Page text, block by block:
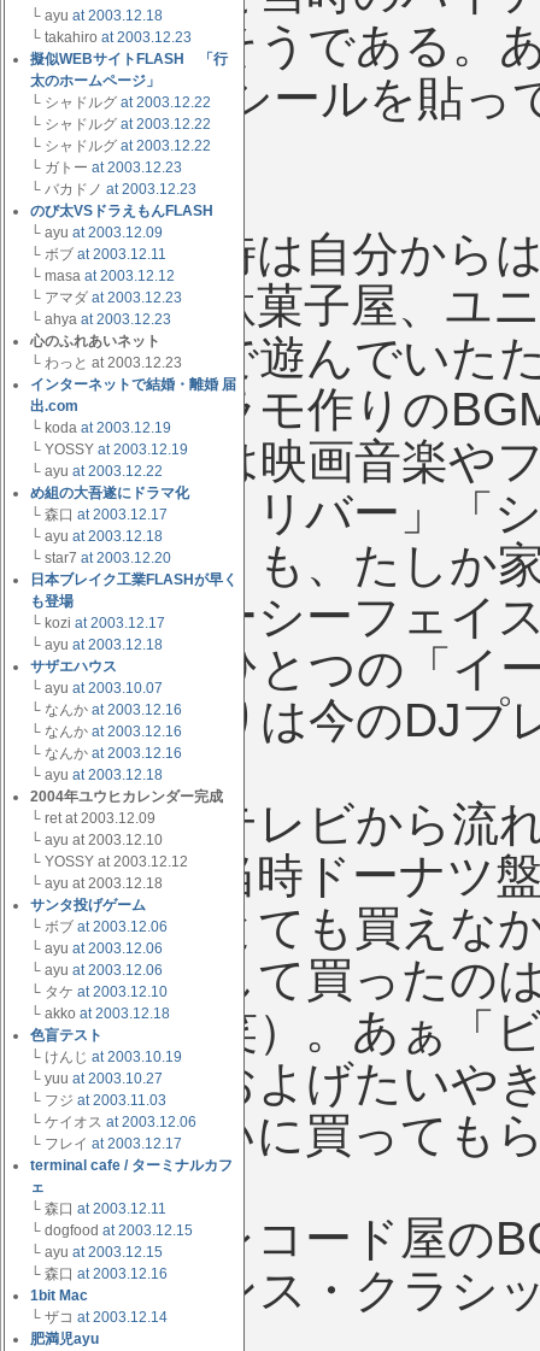
└ ayu at 2003.12.18
└ takahiro at 2003.12.23
擬似WEBサイトFLASH 「行
太のホームページ」
└ シャドルグ at 2003.12.22
└ シャドルグ at 2003.12.22
└ シャドルグ at 2003.12.22
└ ガトー at 2003.12.23
└ バカドノ at 2003.12.23
のび太VSドラえもんFLASH
└ ayu at 2003.12.09
└ ボブ at 2003.12.11
└ masa at 2003.12.12
└ アマダ at 2003.12.23
└ ahya at 2003.12.23
心のふれあいネット
└ わっと at 2003.12.23
インターネットで結婚・離婚 届
出.com
└ koda at 2003.12.19
└ YOSSY at 2003.12.19
└ ayu at 2003.12.22
め組の大吾遂にドラマ化
└ 森口 at 2003.12.17
└ ayu at 2003.12.18
└ star7 at 2003.12.20
日本ブレイク工業FLASHが早く
も登場
└ kozi at 2003.12.17
└ ayu at 2003.12.18
サザエハウス
└ ayu at 2003.10.07
└ なんか at 2003.12.16
└ なんか at 2003.12.16
└ なんか at 2003.12.16
└ ayu at 2003.12.18
2004年ユウヒカレンダー完成
└ ret at 2003.12.09
└ ayu at 2003.12.10
└ YOSSY at 2003.12.12
└ ayu at 2003.12.18
サンタ投げゲーム
└ ボブ at 2003.12.06
└ ayu at 2003.12.06
└ ayu at 2003.12.06
└ タケ at 2003.12.10
└ akko at 2003.12.18
色盲テスト
└ けんじ at 2003.10.19
└ yuu at 2003.10.27
└ フジ at 2003.11.03
└ ケイオス at 2003.12.06
└ フレイ at 2003.12.17
terminal cafe / ターミナルカフ
ェ
└ 森口 at 2003.12.11
└ dogfood at 2003.12.15
└ ayu at 2003.12.15
└ 森口 at 2003.12.16
1bit Mac
└ ザコ at 2003.12.14
肥満児ayu
とても偉そうである。
ーマンのシールを貼っ
かれた。
その当時は自分から
ず野球や駄菓子屋、ユ
とんど外で遊んでいた
ードをプラモ作りの
テレオでは映画音楽や
「ムーン・リバー」「
ィンガー」も、たしか
ある。パーシーフェイ
いわゆるひとつの「イ
このあたりは今のDJプ
あとはテレビから流
曲かな。当時ドーナツ
自分にはとても買えな
お金を出して買ったの
だった（笑）。あぁ「
もね。「およげたいや
に入学祝いに買っても
当時のレコード屋の
で言うダンス・クラシ